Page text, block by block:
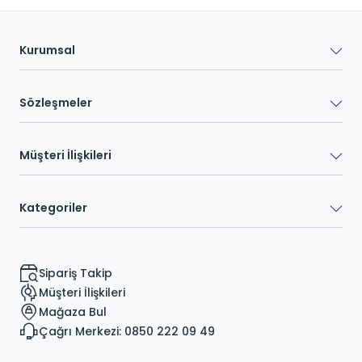
Kurumsal
Sözleşmeler
Müşteri İlişkileri
Kategoriler
Sipariş Takip
Müşteri İlişkileri
Mağaza Bul
Çağrı Merkezi: 0850 222 09 49